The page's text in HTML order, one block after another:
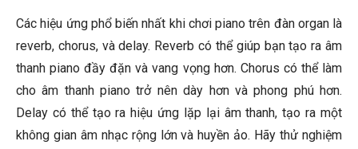
Các hiệu ứng phổ biến nhất khi chơi piano trên đàn organ là
reverb, chorus, và delay. Reverb có thể giúp bạn tạo ra âm
thanh piano đầy đặn và vang vọng hơn. Chorus có thể làm
cho âm thanh piano trở nên dày hơn và phong phú hơn.
Delay có thể tạo ra hiệu ứng lặp lại âm thanh, tạo ra một
không gian âm nhạc rộng lớn và huyền ảo. Hãy thử nghiệm